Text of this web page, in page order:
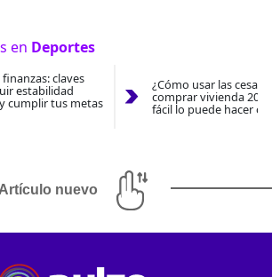
en Deportes
claves
estabilidad
cumplir tus metas
¿Cómo usar las
comprar vivienda
fácil lo puede hacer
Artículo nuevo